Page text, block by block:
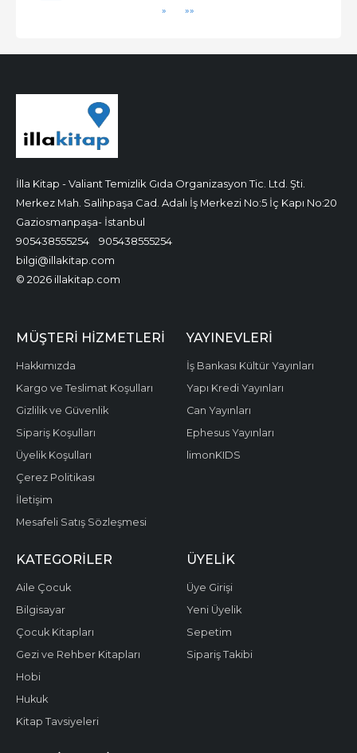
» »»
İlla Kitap - Valiant Temizlik Gıda Organizasyon Tic. Ltd. Şti.
Merkez Mah. Salihpaşa Cad. Adalı İş Merkezi No:5 İç Kapı No:20
Gaziosmanpaşa- İstanbul
905438555254
905438555254
bilgi@illakitap.com
© 2026 illakitap.com
MÜŞTERI HIZMETLERI
Hakkımızda
Kargo ve Teslimat Koşulları
Gizlilik ve Güvenlik
Sipariş Koşulları
Üyelik Koşulları
Çerez Politikası
İletişim
Mesafeli Satış Sözleşmesi
YAYINEVLERI
İş Bankası Kültür Yayınları
Yapı Kredi Yayınları
Can Yayınları
Ephesus Yayınları
limonKIDS
KATEGORILER
Aile Çocuk
Bilgisayar
Çocuk Kitapları
Gezi ve Rehber Kitapları
Hobi
Hukuk
Kitap Tavsiyeleri
ÜYELIK
Üye Girişi
Yeni Üyelik
Sepetim
Sipariş Takibi